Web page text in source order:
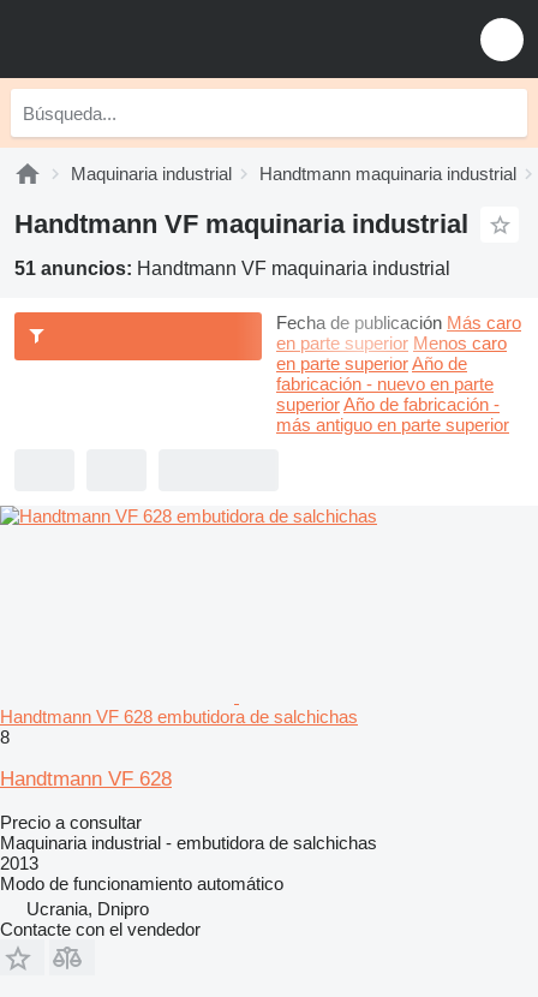
Maquinaria industrial Handtmann maquinaria industrial
Handtmann VF maquinaria industrial
51 anuncios: Handtmann VF maquinaria industrial
Fecha de publicación Más caro
en parte superior Menos caro
en parte superiorAño de
fabricación - nuevo en parte
superiorAño de fabricación -
más antiguo en parte superior
Handtmann VF 628 embutidora de salchichas
8
Handtmann VF 628
Precio a consultar
Maquinaria industrial - embutidora de salchichas
2013
Modo de funcionamiento automático
Ucrania, Dnipro
Contacte con el vendedor